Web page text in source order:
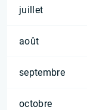
juillet
août
septembre
octobre